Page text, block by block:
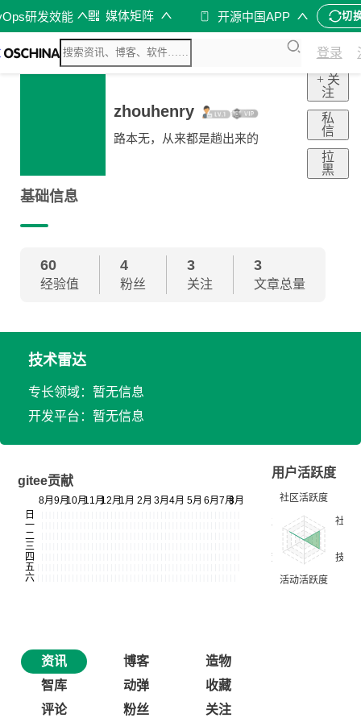
研发效能 媒体矩阵 开源中国APP 切
登录
zhouhenry
路本无，从来都是趟出来的
+ 关
注
私
信
拉
黑
基础信息
60
经验值
4
粉丝
3
关注
3
文章总量
技术雷达
专长领域：暂无信息
开发平台：暂无信息
gitee贡献
用户活跃度
资讯 博客
造物
智库
动弹
收藏
评论
粉丝 关注